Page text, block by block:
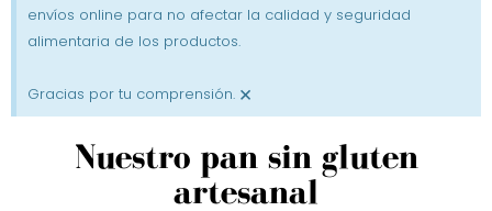
envíos online para no afectar la calidad y seguridad
alimentaria de los productos.
Gracias por tu comprensión. ×
Nuestro pan sin gluten
artesanal